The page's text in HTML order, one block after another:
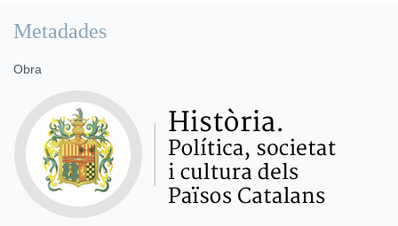
Metadades
Obra